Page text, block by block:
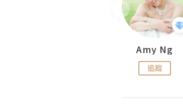
Amy Ng
追蹤